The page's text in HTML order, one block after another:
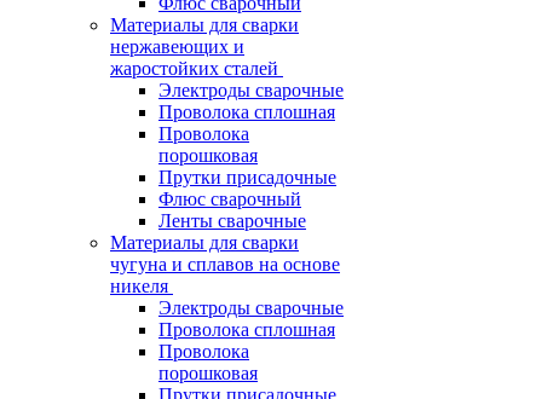
Материалы для сварки
нержавеющих и
жаростойких сталей
Электроды сварочные
Проволока сплошная
Проволока
порошковая
Прутки присадочные
Флюс сварочный
Ленты сварочные
Материалы для сварки
чугуна и сплавов на основе
никеля
Электроды сварочные
Проволока сплошная
Проволока
порошковая
Прутки присадочные